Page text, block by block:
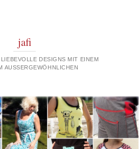
jafi
DESIGNS MIT EINEM
AUSSERGEWÖHNLICHEN